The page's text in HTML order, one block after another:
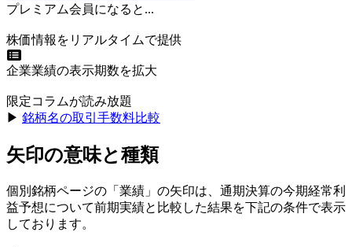
プレミアム会員になると...
株価情報をリアルタイムで提供
企業業績の表示期数を拡大
限定コラムが読み放題
▶︎ 銘柄名の取引手数料比較
矢印の意味と種類
個別銘柄ページの「業績」の矢印は、通期決算の今期経常利
益予想について前期実績と比較した結果を下記の条件で表示
しております。